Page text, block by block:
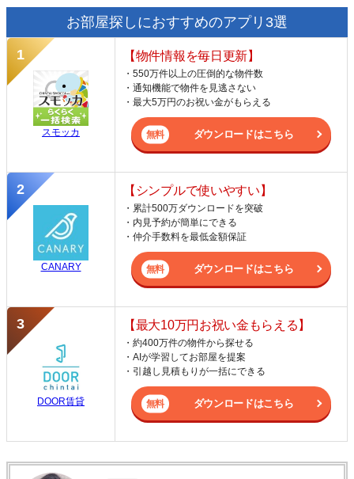
お部屋探しにおすすめのアプリ3選
スモッカ
【物件情報を毎日更新】
・550万件以上の圧倒的な物件数
・通知機能で物件を見逃さない
・最大5万円のお祝い金がもらえる
ダウンロードはこちら
CANARY
【シンプルで使いやすい】
・累計500万ダウンロードを突破
・内見予約が簡単にできる
・仲介手数料を最低金額保証
ダウンロードはこちら
DOOR賃貸
【最大10万円お祝い金もらえる】
・約400万件の物件から探せる
・AIが学習してお部屋を提案
・引越し見積もりが一括にできる
ダウンロードはこちら